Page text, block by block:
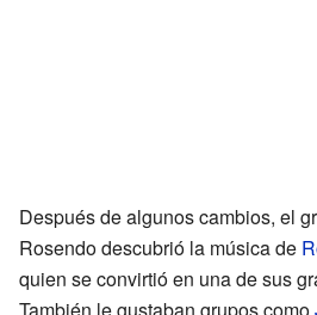
Después de algunos cambios, el
Rosendo descubrió la música de
quien se convirtió en una de sus